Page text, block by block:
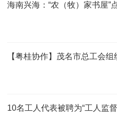
海南兴海：“农（牧）家书屋”
【粤桂协作】茂名市总工会
10名工人代表被聘为“工人监